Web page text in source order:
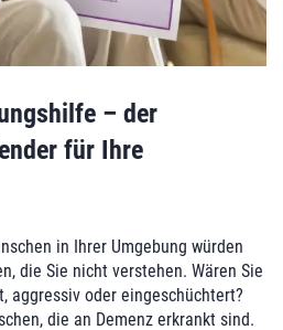
– der
für Ihre
in Ihrer Umgebung würden
die Sie nicht verstehen. Wären Sie
aggressiv oder eingeschüchtert?
die an Demenz erkrankt sind.